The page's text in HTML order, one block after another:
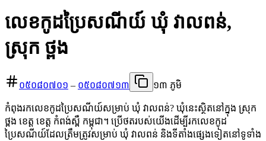
លេខកូដប្រៃសណីយ៍ ឃុំ វាលពន់,
ស្រុក ថ្ពង
០៥០៨០៧០១ – ០៥០៨០៧១៣ ១៣ ភូមិ
កំពុងរកលេខកូដប្រៃសណីយ៍សម្រាប់ ឃុំ វាលពន់? ឃុំនេះស្ថិតនៅក្នុង ស្រុក
ថ្ពង ខេត្ត ខេត្ត កំពង់ស្ពឺ កម្ពុជា។ ប្រើថតរបស់យើងដើម្បីរកលេខកូដ
ប្រៃសណីយ៍ដែលត្រឹមត្រូវសម្រាប់ ឃុំ វាលពន់ និងទីតាំងផ្សេងទៀតនៅទូទាំង